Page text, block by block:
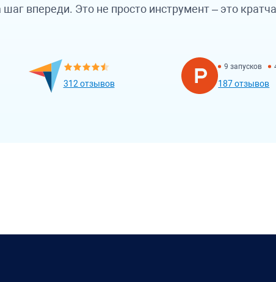
впереди. Это не просто инструмент – это
312 отзывов
9 запусков
187 отзывов